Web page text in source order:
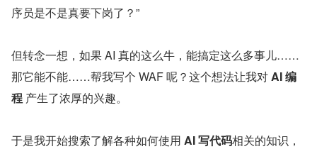
序员是不是真要下岗了？”
但转念一想，如果 AI 真的这么牛，能搞定这么多事儿……
那它能不能……帮我写个 WAF 呢？这个想法让我对 AI 编
程 产生了浓厚的兴趣。
于是我开始搜索了解各种如何使用 AI 写代码相关的知识，